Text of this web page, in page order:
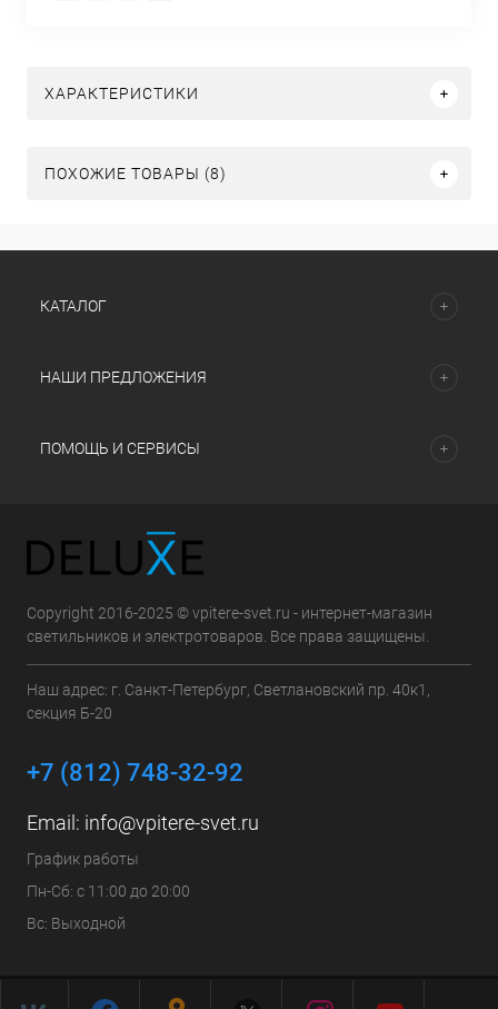
ХАРАКТЕРИСТИКИ
ПОХОЖИЕ ТОВАРЫ (8)
КАТАЛОГ
НАШИ ПРЕДЛОЖЕНИЯ
ПОМОЩЬ И СЕРВИСЫ
Copyright 2016-2025 © vpitere-svet.ru - интернет-магазин
светильников и электротоваров. Все права защищены.
Наш адрес: г. Санкт-Петербург, Светлановский пр. 40к1,
секция Б-20
+7 (812) 748-32-92
Email: info@vpitere-svet.ru
График работы
Пн-Сб: с 11:00 до 20:00
Вс: Выходной